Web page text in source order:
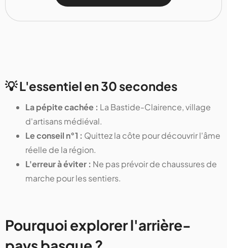
💡 L'essentiel en 30 secondes
La pépite cachée : La Bastide-Clairence, village
d'artisans médiéval.
Le conseil n°1 : Quittez la côte pour découvrir l'âme
réelle de la région.
L'erreur à éviter : Ne pas prévoir de chaussures de
marche pour les sentiers.
Pourquoi explorer l'arrière-